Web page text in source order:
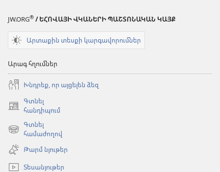
հանդիպմանը
վերաբերող
ցուցումներ
JW.ORG® / ԵՀՈՎԱՅԻ ՎԿԱՆԵՐԻ ՊԱՇՏՈՆԱԿԱՆ ԿԱՅՔ
Արտաքին տեսքի կարգավորումներ
Արագ հղումներ
Խնդրեք, որ այցելեն ձեզ
Գտնել
հանդիպում
(բացվում
նոր
պատուհան)
Գտնել
համաժողով
(բացվում
նոր
պատուհան)
Թարմ նյութեր
Տեսանյութեր